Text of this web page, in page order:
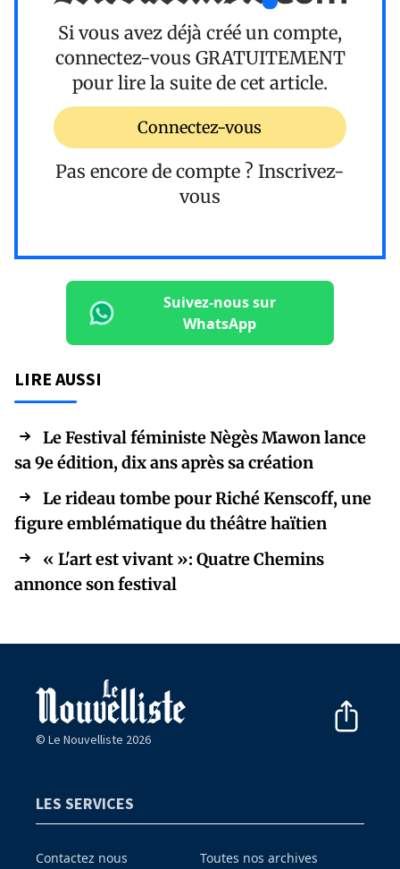
Si vous avez déjà créé un compte,
connectez-vous GRATUITEMENT
pour lire la suite de cet article.
Connectez-vous
Pas encore de compte ? Inscrivez-
vous
Suivez-nous sur
WhatsApp
LIRE AUSSI
Le Festival féministe Nègès Mawon lance
sa 9e édition, dix ans après sa création
Le rideau tombe pour Riché Kenscoff, une
figure emblématique du théâtre haïtien
« L'art est vivant »: Quatre Chemins
annonce son festival
© Le Nouvelliste 2026
LES SERVICES
Contactez nous Toutes nos archives